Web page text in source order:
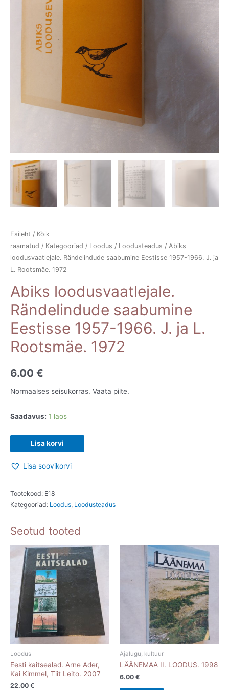
Esileht / Kõik
raamatud / Kategooriad / Loodus / Loodusteadus / Abiks
loodusvaatlejale. Rändelindude saabumine Eestisse 1957-1966. J. ja
L. Rootsmäe. 1972
Abiks loodusvaatlejale.
Rändelindude saabumine
Eestisse 1957-1966. J. ja L.
Rootsmäe. 1972
6.00 €
Normaalses seisukorras. Vaata pilte.
Saadavus: 1 laos
loodusvaatlejale.
Rändelindude
Eestisse
1957-
J.
ja
Rootsmäe.
1972
kogus
Lisa korvi
Lisa soovikorvi
Tootekood: E18
Kategooriad: Loodus, Loodusteadus
Seotud tooted
Loodus
Eesti kaitsealad. Arne Ader,
Kai Kimmel, Tiit Leito. 2007
22.00 €
Ajalugu, kultuur
LÄÄNEMAA II. LOODUS. 1998
6.00 €